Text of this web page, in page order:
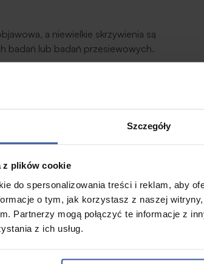
Szczegóły
z plików cookie
do spersonalizowania treści i reklam, aby
o tym, jak korzystasz z naszej
Partnerzy mogą połączyć te informacje z
z ich usług.
a niewielkie skrzywienia są
badań lub badań przesiewowych.